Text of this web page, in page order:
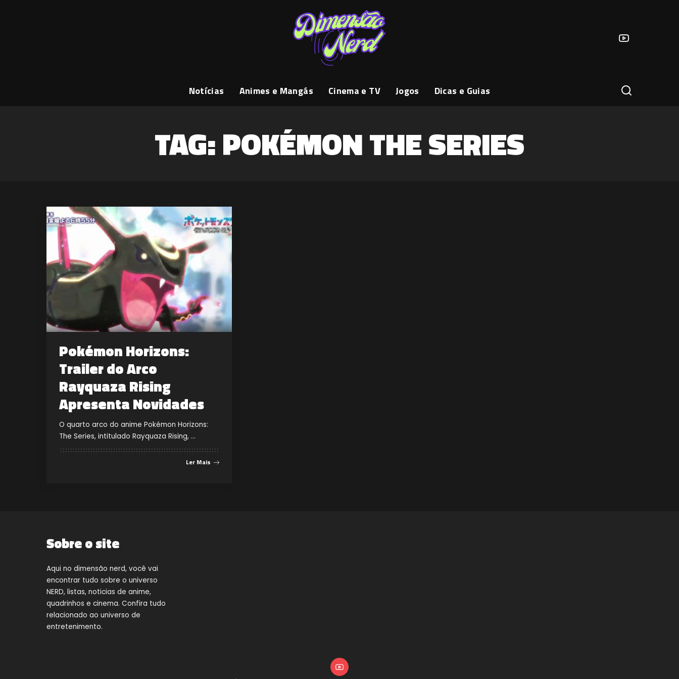
Notícias Animes e Mangás Cinema e TV Jogos Dicas e Guias
TAG:POKÉMON THE SERIES
Pokémon Horizons:
Trailer do Arco
Rayquaza Rising
Apresenta Novidades
O quarto arco do anime Pokémon Horizons:
The Series, intitulado Rayquaza Rising, ...
Ler Mais
Sobre o site
Aqui no dimensão nerd, você vai
encontrar tudo sobre o universo
NERD, listas, noticias de anime,
quadrinhos e cinema. Confira tudo
relacionado ao universo de
entretenimento.